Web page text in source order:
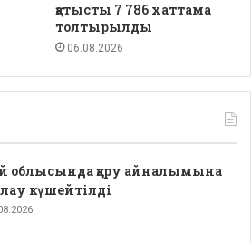
қатысты 7 786 хаттама
толтырылды
06.08.2026
облысында қару айналымына
күшейтілді